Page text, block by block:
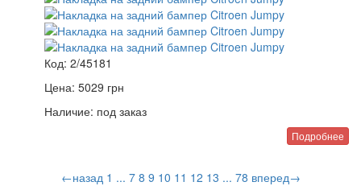
Код: 2/45181
Цена: 5029 грн
Наличие: под заказ
Подробнее
←назад 1 ... 7 8 9 10 11 12 13 ... 78 вперед→